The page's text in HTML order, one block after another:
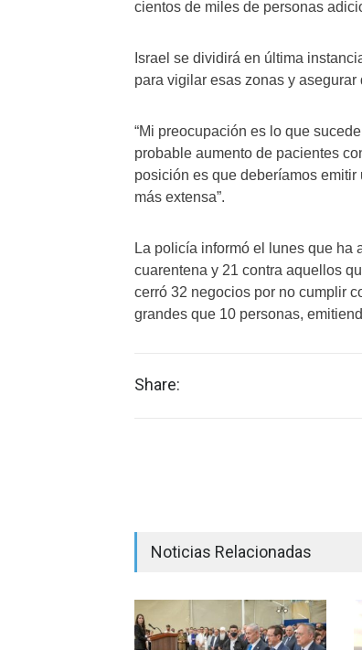
cientos de miles de personas
Israel se dividirá en última
para vigilar esas zonas y
“Mi preocupación es lo que
probable aumento de pacientes
posición es que deberíamos
más extensa”.
La policía informó el lunes que ha
cuarentena y 21 contra aquellos
cerró 32 negocios por no cumplir
grandes que 10 personas,
Share:
Noticias Relacionadas